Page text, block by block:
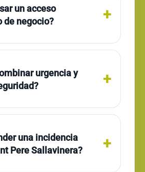
un acceso
de negocio?
urgencia y
una incidencia
Pere Sallavinera?